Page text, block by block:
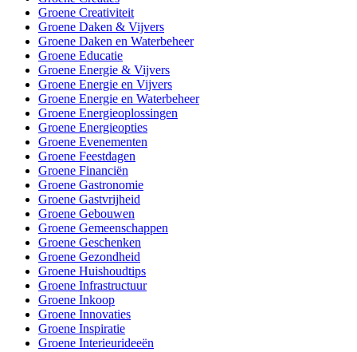
Groene Creativiteit
Groene Daken & Vijvers
Groene Daken en Waterbeheer
Groene Educatie
Groene Energie & Vijvers
Groene Energie en Vijvers
Groene Energie en Waterbeheer
Groene Energieoplossingen
Groene Energieopties
Groene Evenementen
Groene Feestdagen
Groene Financiën
Groene Gastronomie
Groene Gastvrijheid
Groene Gebouwen
Groene Gemeenschappen
Groene Geschenken
Groene Gezondheid
Groene Huishoudtips
Groene Infrastructuur
Groene Inkoop
Groene Innovaties
Groene Inspiratie
Groene Interieurideeën